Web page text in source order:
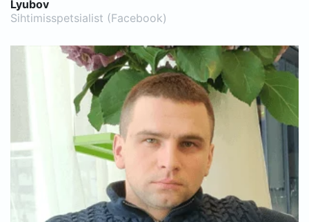
Lyubov
Sihtimisspetsialist (Facebook)